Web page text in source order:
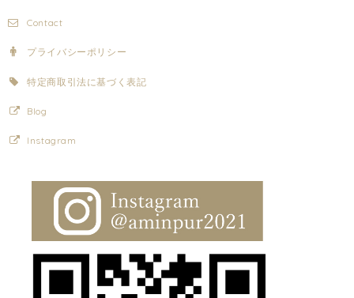
Contact
プライバシーポリシー
特定商取引法に基づく表記
Blog
Instagram